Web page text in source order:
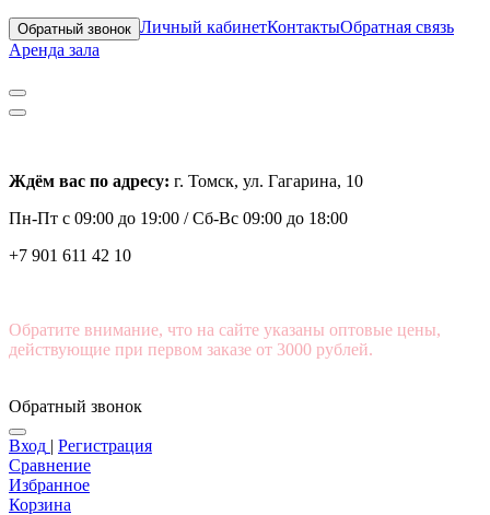
Обратный звонок Личный кабинетКонтактыОбратная связь
Аренда зала
Ждём вас по адресу: г. Томск, ул. Гагарина, 10
Пн-Пт с 09:00 до 19:00 /Сб-Вс 09:00 до 18:00
+7 901 611 42 10
Обратите внимание, что на сайте указаны оптовые цены,
действующие при первом заказе от 3000 рублей.
Обратный звонок
Вход | Регистрация
Сравнение
Избранное
Корзина